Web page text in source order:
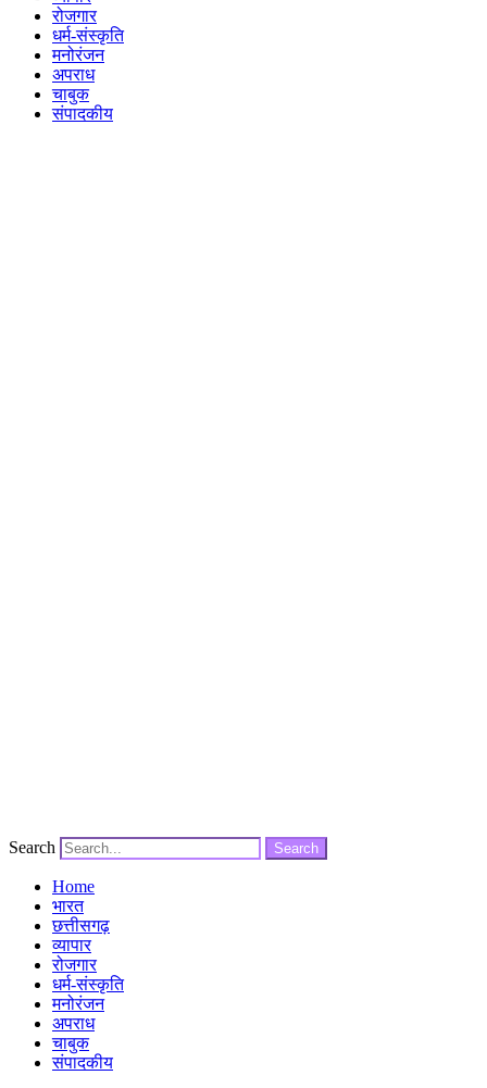
रोजगार
धर्म-संस्कृति
मनोरंजन
अपराध
चाबुक
संपादकीय
Search Search
Home
भारत
छत्तीसगढ़
व्यापार
रोजगार
धर्म-संस्कृति
मनोरंजन
अपराध
चाबुक
संपादकीय